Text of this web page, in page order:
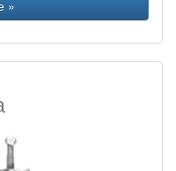
»